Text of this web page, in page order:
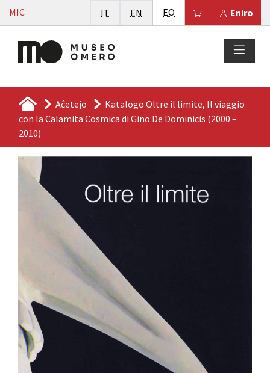
Vai al contenuto
MIC Eniro
Il tuo carrello
IT Italiano
EN English
EO Esperanto
Aĉetejo
Katalogo Oltre il limite, Il viaggio
con la Calamita Cosmica di Gino De Dominicis (2000 –
2010)